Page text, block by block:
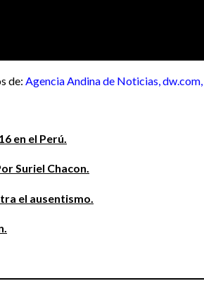
de: Agencia Andina de Noticias,dw.com,
en el Perú.
Suriel Chacon.
el ausentismo.